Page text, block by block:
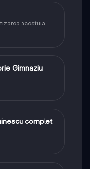
acestuia
Gimnaziu
complet